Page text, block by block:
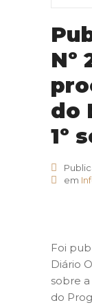
Nº
do
1º
em
Foi
Diário
sobre
do